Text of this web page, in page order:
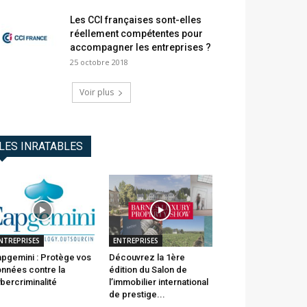
Les CCI françaises sont-elles
réellement compétentes pour
accompagner les entreprises ?
25 octobre 2018
Voir plus
LES INRATABLES
: Protège vos
contre la
ENTREPRISES
Découvrez la 1ère
édition du Salon de
l’immobilier international
de prestige...